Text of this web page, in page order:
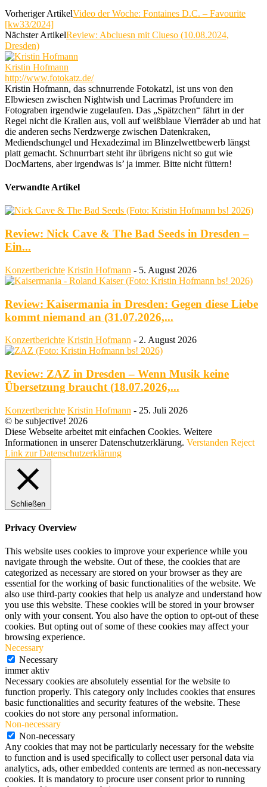
Vorheriger ArtikelVideo der Woche: Fontaines D.C. – Favourite
[kw33/2024]
Nächster ArtikelReview: Abcluesn mit Clueso (10.08.2024,
Dresden)
Kristin Hofmann
http://www.fotokatz.de/
Kristin Hofmann, das schnurrende Fotokatzl, ist uns von den
Elbwiesen zwischen Nightwish und Lacrimas Profundere im
Fotograben irgendwie zugelaufen. Das „Spätzchen“ fährt in der
Regel nicht die Krallen aus, voll auf weißblaue Vierräder ab und hat
die anderen sechs Nerdzwerge zwischen Datenkraken,
Mediendschungel und Hexadezimal im Blinzelwettbewerb längst
platt gemacht. Schnurrbart steht ihr übrigens nicht so gut wie
DocMartens, aber irgendwas is’ ja immer. Bitte nicht füttern!
Verwandte Artikel
Review: Nick Cave & The Bad Seeds in Dresden –
Ein...
Konzertberichte Kristin Hofmann - 5. August 2026
Review: Kaisermania in Dresden: Gegen diese Liebe
kommt niemand an (31.07.2026,...
Konzertberichte Kristin Hofmann - 2. August 2026
Review: ZAZ in Dresden – Wenn Musik keine
Übersetzung braucht (18.07.2026,...
Konzertberichte Kristin Hofmann - 25. Juli 2026
© be subjective! 2026
Diese Webseite arbeitet mit einfachen Cookies. Weitere
Informationen in unserer Datenschutzerklärung. Verstanden Reject
Link zur Datenschutzerklärung
Schließen
Privacy Overview
This website uses cookies to improve your experience while you
navigate through the website. Out of these, the cookies that are
categorized as necessary are stored on your browser as they are
essential for the working of basic functionalities of the website. We
also use third-party cookies that help us analyze and understand how
you use this website. These cookies will be stored in your browser
only with your consent. You also have the option to opt-out of these
cookies. But opting out of some of these cookies may affect your
browsing experience.
Necessary
Necessary
immer aktiv
Necessary cookies are absolutely essential for the website to
function properly. This category only includes cookies that ensures
basic functionalities and security features of the website. These
cookies do not store any personal information.
Non-necessary
Non-necessary
Any cookies that may not be particularly necessary for the website
to function and is used specifically to collect user personal data via
analytics, ads, other embedded contents are termed as non-necessary
cookies. It is mandatory to procure user consent prior to running